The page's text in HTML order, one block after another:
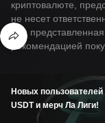
криптовалюте,
не несет
Вся
рекомендацией
Калькулятор Curve
Новых
USDT и мерч Ла Лиги!